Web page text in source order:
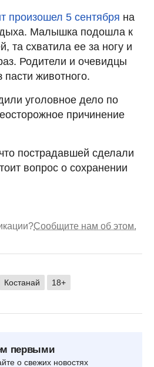
произошел 5 сентября на
Малышка подошла к
та схватила ее за ногу и
Родители и очевидцы
животного.
уголовное дело по
причинение
пострадавшей сделали
вопрос о сохранении
Сообщите нам об этом.
Костанай 18+
первыми
о свежих новостях